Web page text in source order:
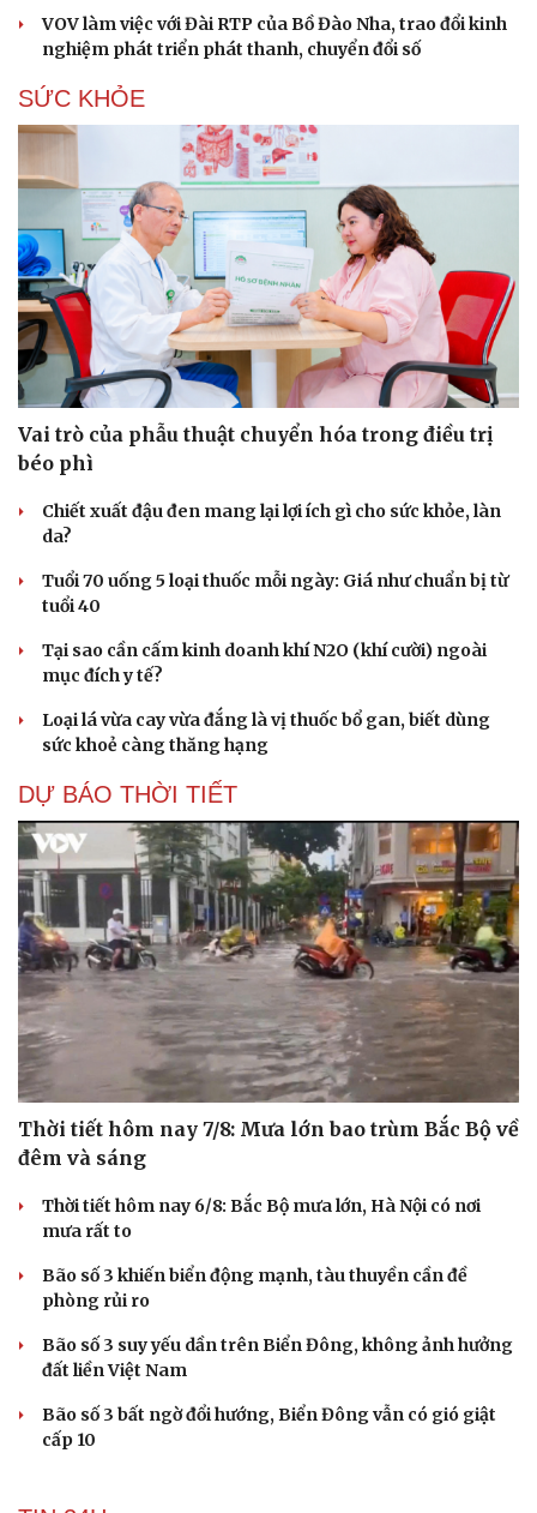
VOV làm việc với Đài RTP của Bồ Đào Nha, trao đổi kinh
nghiệm phát triển phát thanh, chuyển đổi số
SỨC KHỎE
Vai trò của phẫu thuật chuyển hóa trong điều trị
béo phì
Chiết xuất đậu đen mang lại lợi ích gì cho sức khỏe, làn
da?
Tuổi 70 uống 5 loại thuốc mỗi ngày: Giá như chuẩn bị từ
tuổi 40
Tại sao cần cấm kinh doanh khí N2O (khí cười) ngoài
mục đích y tế?
Loại lá vừa cay vừa đắng là vị thuốc bổ gan, biết dùng
sức khoẻ càng thăng hạng
DỰ BÁO THỜI TIẾT
Thời tiết hôm nay 7/8: Mưa lớn bao trùm Bắc Bộ về
đêm và sáng
Thời tiết hôm nay 6/8: Bắc Bộ mưa lớn, Hà Nội có nơi
mưa rất to
Bão số 3 khiến biển động mạnh, tàu thuyền cần đề
phòng rủi ro
Bão số 3 suy yếu dần trên Biển Đông, không ảnh hưởng
đất liền Việt Nam
Bão số 3 bất ngờ đổi hướng, Biển Đông vẫn có gió giật
cấp 10